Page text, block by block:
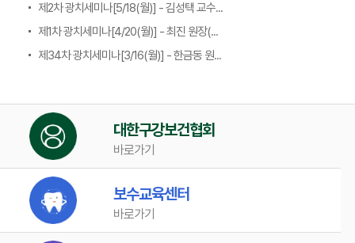
제2차 광치세미나[5/18(월)] - 김성택 교수...
제1차 광치세미나[4/20(월)] - 최진 원장(...
제34차 광치세미나[3/16(월)] - 한금동 원...
대한구강보건협회
바로가기
보수교육센터
바로가기